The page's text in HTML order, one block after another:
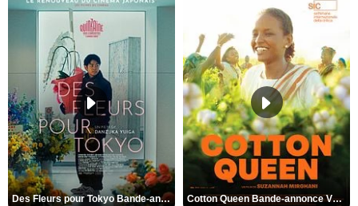
Des Fleurs pour Tokyo Bande-annonce VO STFR Cotton Queen Bande-annonce VO STFR